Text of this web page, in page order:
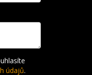
údajů.